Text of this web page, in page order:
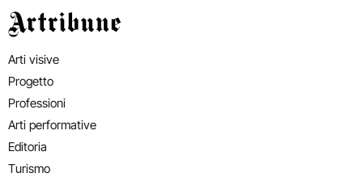
Artribune
Arti visive
Progetto
Professioni
Arti performative
Editoria
Turismo